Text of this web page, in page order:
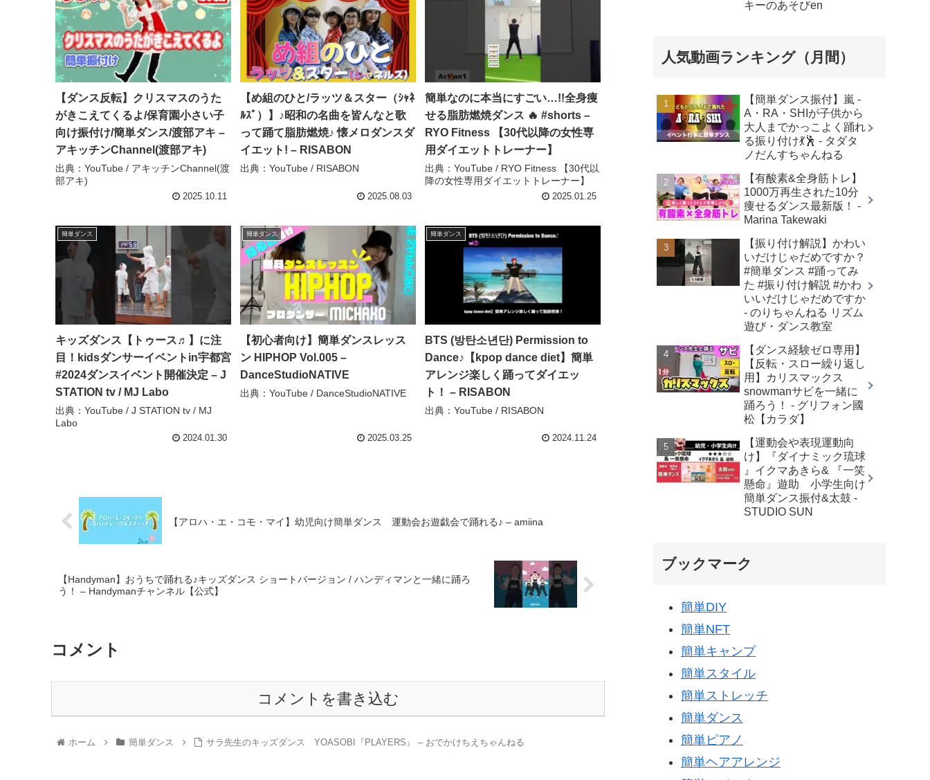
【ダンス反転】クリスマスのうた
がきこえてくるよ/保育園小さい子
向け振付け/簡単ダンス/渡部アキ –
アキッチンChannel(渡部アキ)
出典：YouTube / アキッチンChannel(渡
部アキ)
2025.10.11
【め組のひと/ラッツ＆スター（ｼｬﾈ
ﾙｽﾞ）】♪昭和の名曲を皆んなと歌
って踊て脂肪燃焼♪ 懐メロダンスダ
イエット! – RISABON
出典：YouTube / RISABON
2025.08.03
簡単なのに本当にすごい…!!全身痩
せる脂肪燃焼ダンス 🔥 #shorts –
RYO Fitness 【30代以降の女性専
用ダイエットトレーナー】
出典：YouTube / RYO Fitness 【30代以
降の女性専用ダイエットトレーナー】
2025.01.25
簡単ダンス
キッズダンス【トゥース♬】に注
目！kidsダンサーイベントin宇都宮
#2024ダンスイベント開催決定 – J
STATION tv / MJ Labo
出典：YouTube / J STATION tv / MJ
Labo
2024.01.30
簡単ダンス
【初心者向け】簡単ダンスレッス
ン HIPHOP Vol.005 –
DanceStudioNATIVE
出典：YouTube / DanceStudioNATIVE
2025.03.25
簡単ダンス
BTS (방탄소년단) Permission to
Dance♪【kpop dance diet】簡単
アレンジ楽しく踊ってダイエッ
ト！ – RISABON
出典：YouTube / RISABON
2024.11.24
【アロハ・エ・コモ・マイ】幼児向け簡単ダンス 運動会お遊戯会で踊れる♪ – amiina
【Handyman】おうちで踊れる♪キッズダンス ショートバージョン / ハンディマンと一緒に踊ろ
う！ – Handymanチャンネル【公式】
コメント
コメントを書き込む
ホーム 簡単ダンス サラ先生のキッズダンス YOASOBI『PLAYERS』 – おでかけちえちゃんねる
キーのあそびen
人気動画ランキング（月間）
【簡単ダンス振付】嵐 -
A・RA・SHIが子供から
大人までかっこよく踊れ
る振り付け💃🕺 - タダタ
ノだんすちゃんねる
【有酸素&全身筋トレ】
1000万再生された10分
痩せるダンス最新版！ -
Marina Takewaki
【振り付け解説】かわい
いだけじゃだめですか？
#簡単ダンス #踊ってみ
た #振り付け解説 #かわ
いいだけじゃだめですか
- のりちゃんねる リズム
遊び・ダンス教室
【ダンス経験ゼロ専用】
【反転・スロー繰り返し
用】カリスマックス
snowmanサビを一緒に
踊ろう！ - グリフォン國
松【カラダ】
【運動会や表現運動向
け】『ダイナミック琉球
』イクマあきら& 『一笑
懸命』遊助 小学生向け
簡単ダンス振付&太鼓 -
STUDIO SUN
ブックマーク
簡単DIY
簡単NFT
簡単キャンプ
簡単スタイル
簡単ストレッチ
簡単ダンス
簡単ピアノ
簡単ヘアアレンジ